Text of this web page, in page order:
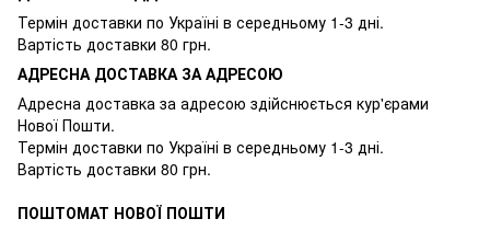
Термін доставки по Україні в середньому 1-3 дні.
Вартість доставки 80 грн.
АДРЕСНА ДОСТАВКА ЗА АДРЕСОЮ
Адресна доставка за адресою здійснюється кур'єрами
Нової Пошти.
Термін доставки по Україні в середньому 1-3 дні.
Вартість доставки 80 грн.
ПОШТОМАТ НОВОЇ ПОШТИ